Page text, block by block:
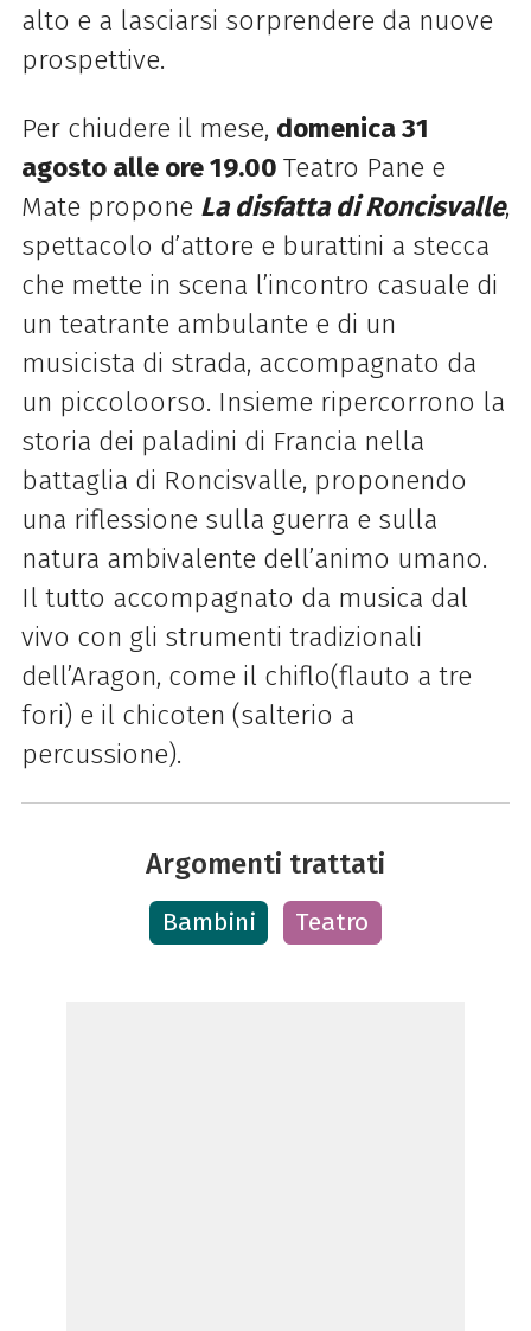
alto e a lasciarsi sorprendere da nuove
prospettive.
Per chiudere il mese, domenica 31
agosto alle ore 19.00 Teatro Pane e
Mate propone Ladisfatta di Roncisvalle,
spettacolo d’attore e burattini a stecca
che mette in scena l’incontro casuale di
un teatrante ambulante e di un
musicista di strada, accompagnato da
un piccoloorso. Insieme ripercorrono la
storia dei paladini di Francia nella
battaglia di Roncisvalle, proponendo
una riflessione sulla guerra e sulla
natura ambivalente dell’animo umano.
Il tutto accompagnato da musica dal
vivo con gli strumenti tradizionali
dell’Aragon, come il chiflo(flauto a tre
fori) e il chicoten (salterio a
percussione).
Argomenti trattati
Bambini Teatro